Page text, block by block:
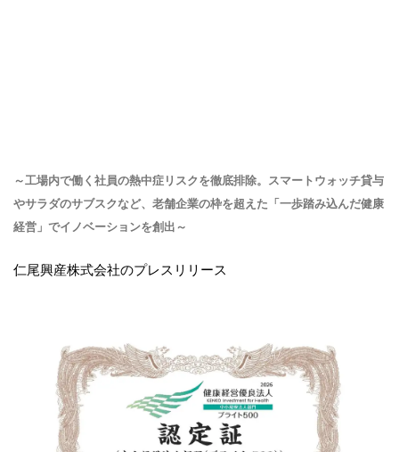
～工場内で働く社員の熱中症リスクを徹底排除。スマートウォッチ貸与
やサラダのサブスクなど、老舗企業の枠を超えた「一歩踏み込んだ健康
経営」でイノベーションを創出～
仁尾興産株式会社のプレスリリース